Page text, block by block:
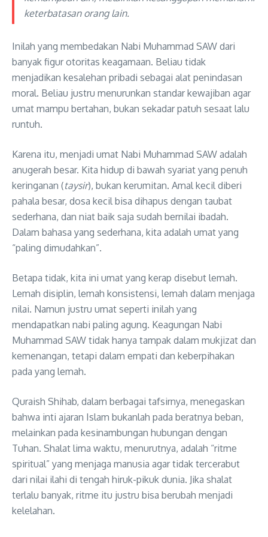
keterbatasan orang lain.
Inilah yang membedakan Nabi Muhammad SAW dari
banyak figur otoritas keagamaan. Beliau tidak
menjadikan kesalehan pribadi sebagai alat penindasan
moral. Beliau justru menurunkan standar kewajiban agar
umat mampu bertahan, bukan sekadar patuh sesaat lalu
runtuh.
Karena itu, menjadi umat Nabi Muhammad SAW adalah
anugerah besar. Kita hidup di bawah syariat yang penuh
keringanan (taysir), bukan kerumitan. Amal kecil diberi
pahala besar, dosa kecil bisa dihapus dengan taubat
sederhana, dan niat baik saja sudah bernilai ibadah.
Dalam bahasa yang sederhana, kita adalah umat yang
“paling dimudahkan”.
Betapa tidak, kita ini umat yang kerap disebut lemah.
Lemah disiplin, lemah konsistensi, lemah dalam menjaga
nilai. Namun justru umat seperti inilah yang
mendapatkan nabi paling agung. Keagungan Nabi
Muhammad SAW tidak hanya tampak dalam mukjizat dan
kemenangan, tetapi dalam empati dan keberpihakan
pada yang lemah.
Quraish Shihab, dalam berbagai tafsirnya, menegaskan
bahwa inti ajaran Islam bukanlah pada beratnya beban,
melainkan pada kesinambungan hubungan dengan
Tuhan. Shalat lima waktu, menurutnya, adalah “ritme
spiritual” yang menjaga manusia agar tidak tercerabut
dari nilai ilahi di tengah hiruk-pikuk dunia. Jika shalat
terlalu banyak, ritme itu justru bisa berubah menjadi
kelelahan.